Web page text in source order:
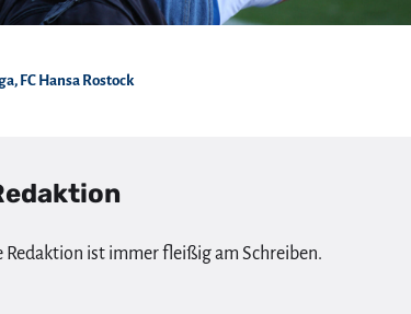
, FC Hansa Rostock
Redaktion ist immer fleißig am Schreiben.